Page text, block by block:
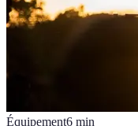
Équipement6 min